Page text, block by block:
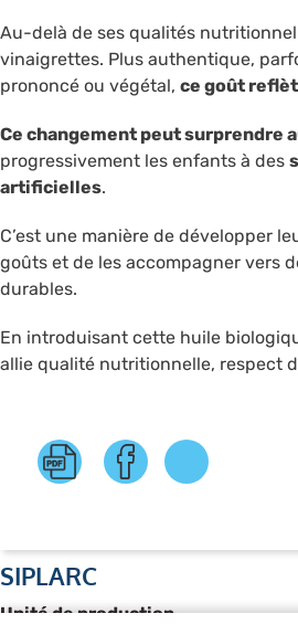
Au-delà de ses qualités
vinaigrettes. Plus authentique,
prononcé ou végétal, ce goût
Ce changement peut surprendre
progressivement les enfants à des
artificielles.
C’est une manière de développer
goûts et de les accompagner vers
durables.
En introduisant cette huile
allie qualité nutritionnelle, respect
SIPLARC
Unité de production